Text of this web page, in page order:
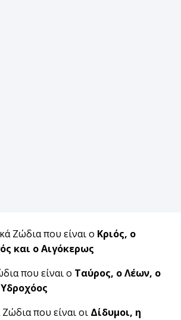
Ζώδια που είναι ο Κριός, ο
και ο Αιγόκερως
που είναι ο Ταύρος, ο Λέων, ο
που είναι οι Δίδυμοι, η